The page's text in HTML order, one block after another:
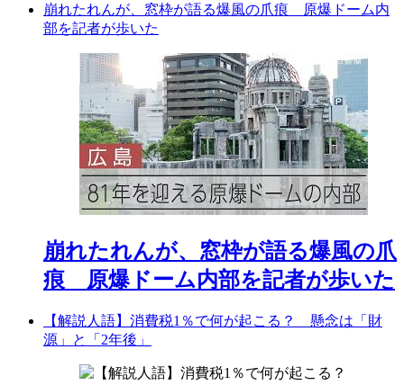
崩れたれんが、窓枠が語る爆風の爪痕 原爆ドーム内
部を記者が歩いた
崩れたれんが、窓枠が語る爆風の爪
痕 原爆ドーム内部を記者が歩いた
【解説人語】消費税1％で何が起こる？ 懸念は「財
源」と「2年後」